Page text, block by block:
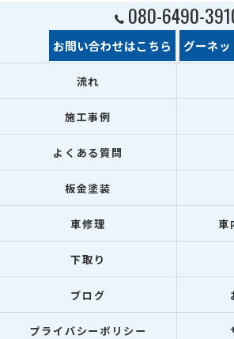
080-6490-
お問い合わせはこちら グーネ
流れ
施工事例
よくある質問
板金塗装
車修理 車
下取り
ブログ
プライバシーポリシー